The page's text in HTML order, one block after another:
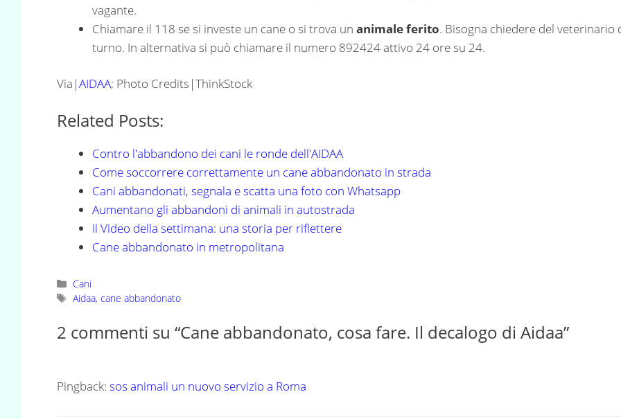
vagante.
Chiamare il 118 se si investe un cane o si trova un animale ferito. Bisogna chiedere del veterinario
turno. In alternativa si può chiamare il numero 892424 attivo 24 ore su 24.
Via|AIDAA; Photo Credits|ThinkStock
Related Posts:
Contro l'abbandono dei cani le ronde dell'AIDAA
Come soccorrere correttamente un cane abbandonato in strada
Cani abbandonati, segnala e scatta una foto con Whatsapp
Aumentano gli abbandoni di animali in autostrada
Il Video della settimana: una storia per riflettere
Cane abbandonato in metropolitana
Categorie
Cani
Tag
Aidaa,cane abbandonato
2 commenti su “Cane abbandonato, cosa fare. Il decalogo di Aidaa”
Pingback: sos animali un nuovo servizio a Roma